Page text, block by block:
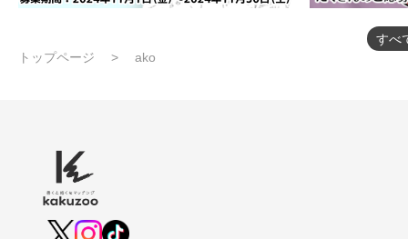
すべ
トップページ
ako